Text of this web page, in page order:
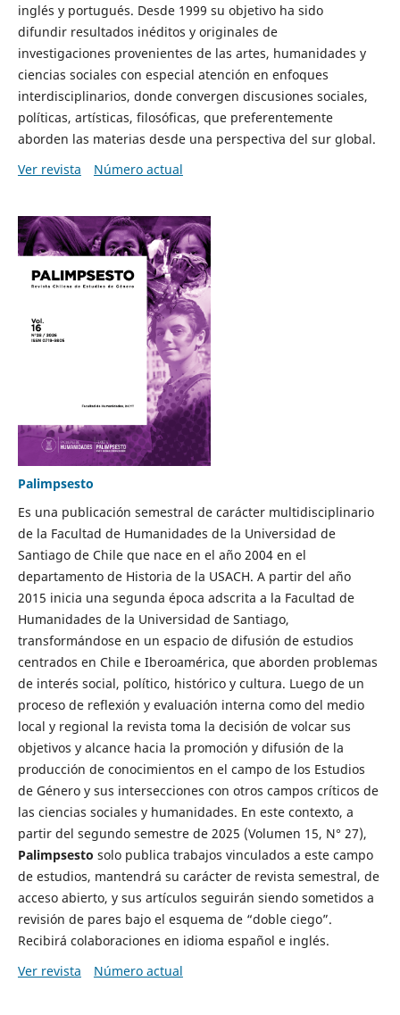
inglés y portugués. Desde 1999 su objetivo ha sido
difundir resultados inéditos y originales de
investigaciones provenientes de las artes, humanidades y
ciencias sociales con especial atención en enfoques
interdisciplinarios, donde convergen discusiones sociales,
políticas, artísticas, filosóficas, que preferentemente
aborden las materias desde una perspectiva del sur global.
Ver revista
Número actual
Palimpsesto
Es una publicación semestral de carácter multidisciplinario
de la Facultad de Humanidades de la Universidad de
Santiago de Chile que nace en el año 2004 en el
departamento de Historia de la USACH. A partir del año
2015 inicia una segunda época adscrita a la Facultad de
Humanidades de la Universidad de Santiago,
transformándose en un espacio de difusión de estudios
centrados en Chile e Iberoamérica, que aborden problemas
de interés social, político, histórico y cultura. Luego de un
proceso de reflexión y evaluación interna como del medio
local y regional la revista toma la decisión de volcar sus
objetivos y alcance hacia la promoción y difusión de la
producción de conocimientos en el campo de los Estudios
de Género y sus intersecciones con otros campos críticos de
las ciencias sociales y humanidades. En este contexto, a
partir del segundo semestre de 2025 (Volumen 15, N° 27),
Palimpsesto solo publica trabajos vinculados a este campo
de estudios, mantendrá su carácter de revista semestral, de
acceso abierto, y sus artículos seguirán siendo sometidos a
revisión de pares bajo el esquema de “doble ciego”.
Recibirá colaboraciones en idioma español e inglés.
Ver revista
Número actual